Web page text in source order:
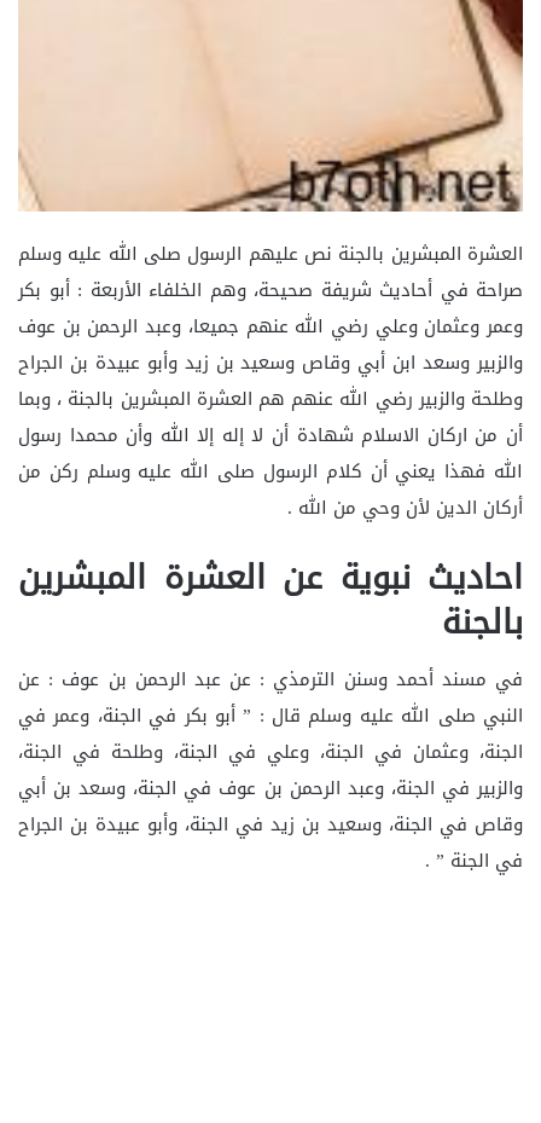
العشرة المبشرين بالجنة نص عليهم الرسول صلى الله عليه وسلم
صراحة في أحاديث شريفة صحيحة، وهم الخلفاء الأربعة : أبو بكر
وعمر وعثمان وعلي رضي الله عنهم جميعا، وعبد الرحمن بن عوف
والزبير وسعد ابن أبي وقاص وسعيد بن زيد وأبو عبيدة بن الجراح
وطلحة والزبير رضي الله عنهم هم العشرة المبشرين بالجنة ، وبما
أن من اركان الاسلام شهادة أن لا إله إلا الله وأن محمدا رسول
الله فهذا يعني أن كلام الرسول صلى الله عليه وسلم ركن من
أركان الدين لأن وحي من الله .
احاديث نبوية عن العشرة المبشرين
بالجنة
في مسند أحمد وسنن الترمذي : عن عبد الرحمن بن عوف : عن
النبي صلى الله عليه وسلم قال : ” أبو بكر في الجنة، وعمر في
الجنة، وعثمان في الجنة، وعلي في الجنة، وطلحة في الجنة،
والزبير في الجنة، وعبد الرحمن بن عوف في الجنة، وسعد بن أبي
وقاص في الجنة، وسعيد بن زيد في الجنة، وأبو عبيدة بن الجراح
في الجنة ” .